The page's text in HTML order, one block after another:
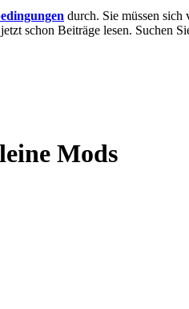
durch. Sie müssen sich
schon Beiträge lesen. Suchen
Mods